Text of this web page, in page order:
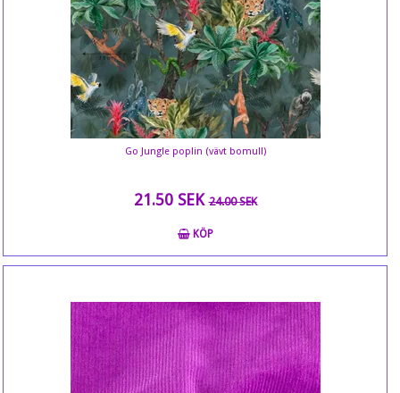
Go Jungle poplin (vävt bomull)
21.50 SEK24.00 SEK
KÖP